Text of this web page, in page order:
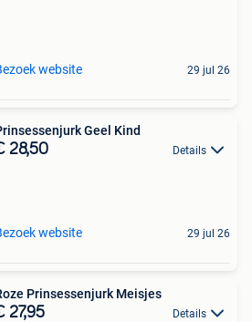
website 29 jul 26
Geel Kind
28,50 Details
website 29 jul 26
Prinsessenjurk Meisjes
27,95 Details